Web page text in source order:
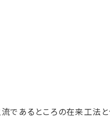
であるところの在来工法と